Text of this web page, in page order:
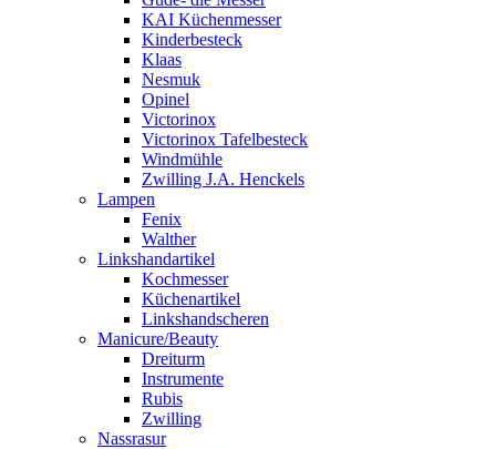
KAI Küchenmesser
Kinderbesteck
Klaas
Nesmuk
Opinel
Victorinox
Victorinox Tafelbesteck
Windmühle
Zwilling J.A. Henckels
Lampen
Fenix
Walther
Linkshandartikel
Kochmesser
Küchenartikel
Linkshandscheren
Manicure/Beauty
Dreiturm
Instrumente
Rubis
Zwilling
Nassrasur